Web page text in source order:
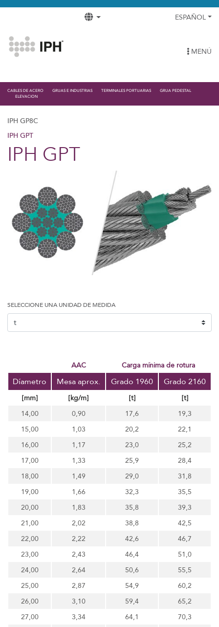
ESPAÑOL
MENÚ
CABLES DE ACERO GRUAS E INDUSTRIAS TERMINALES PORTUARIAS
GRUA PEDESTAL
ELEVACION
IPH GP8C
IPH GPT
IPH GPT
SELECCIONE UNA UNIDAD DE MEDIDA
AAC carga mínima de rotura
Díametro Mesa aprox. Grado 1960 Grado 2160
[mm] [kg/m] [t]
[t]
14,00
0,90 17,6
19,3
15,00
1,03 20,2
22,1
16,00
1,17 23,0
25,2
17,00
1,33 25,9
28,4
18,00
1,49 29,0
31,8
19,00
1,66 32,3
35,5
20,00
1,83 35,8
39,3
21,00
2,02 38,8
42,5
22,00
2,22 42,6
46,7
23,00
2,43 46,4
51,0
24,00
2,64 50,6
55,5
25,00
2,87 54,9
60,2
26,00
3,10 59,4
65,2
27,00
3,34 64,1
70,3